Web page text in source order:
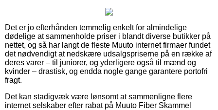
Det er jo efterhånden temmelig enkelt for almindelige
dødelige at sammenholde priser i blandt diverse butikker på
nettet, og så har langt de fleste Muuto internet firmaer fundet
det nødvendigt at nedskære udsalgspriserne på en række af
deres varer – til juniorer, og yderligere også til mænd og
kvinder – drastisk, og endda nogle gange garantere portofri
fragt.
Det kan stadigvæk være lønsomt at sammenligne flere
internet selskaber efter rabat på Muuto Fiber Skammel